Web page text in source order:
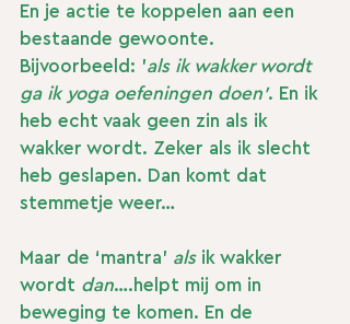
En je actie te koppelen aan een
bestaande gewoonte.
Bijvoorbeeld: 'als ik wakker wordt
ga ik yoga oefeningen doen'. En ik
heb echt vaak geen zin als ik
wakker wordt. Zeker als ik slecht
heb geslapen. Dan komt dat
stemmetje weer…
Maar de ‘mantra’ als ik wakker
wordt dan….helpt mij om in
beweging te komen. En de